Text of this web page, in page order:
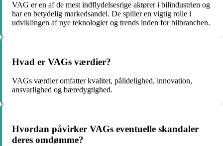
VAG er en af de mest indflydelsesrige aktører i bilindustrien og
har en betydelig markedsandel. De spiller en vigtig rolle i
udviklingen af nye teknologier og trends inden for bilbranchen.
Hvad er VAGs værdier?
VAGs værdier omfatter kvalitet, pålidelighed, innovation,
ansvarlighed og bæredygtighed.
Hvordan påvirker VAGs eventuelle skandaler
deres omdømme?